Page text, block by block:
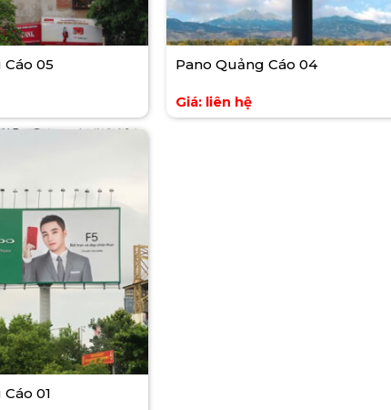
05 Pano Quảng Cáo 04
Giá: liên hệ
01